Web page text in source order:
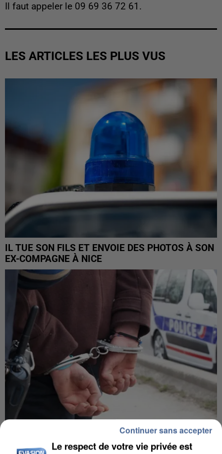
Il faut appeler le 09 69 36 72 61.
LES ARTICLES LES PLUS VUS
IL TUE SON FILS ET ENVOIE DES PHOTOS À SON
EX-COMPAGNE À NICE
L’UN DES FONDATEURS SUPPOSÉS DE LA DZ
MAFIA INTERPELLÉ EN ALGÉRIE
Le respect de votre vie privée est
Continuer sans accepter